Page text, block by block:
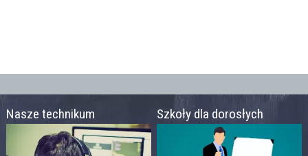
Nasze technikum Szkoły dla dorosłych